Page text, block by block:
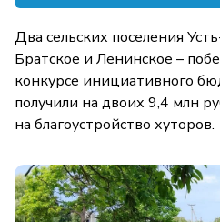
Два сельских поселения
Братское и Ленинское –
конкурсе инициативного
получили на двоих 9,4 млн
на благоустройство хуторов.